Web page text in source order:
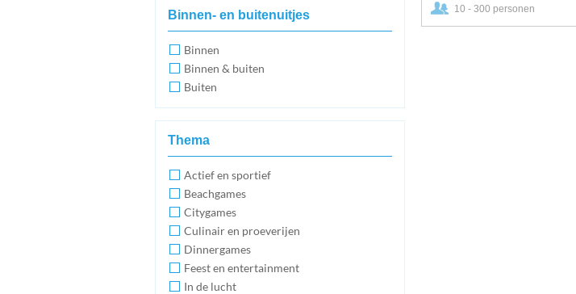
Binnen- en buitenuitjes
Binnen
Binnen & buiten
Buiten
Thema
Actief en sportief
Beachgames
Citygames
Culinair en proeverijen
Dinnergames
Feest en entertainment
In de lucht
10 - 300 personen